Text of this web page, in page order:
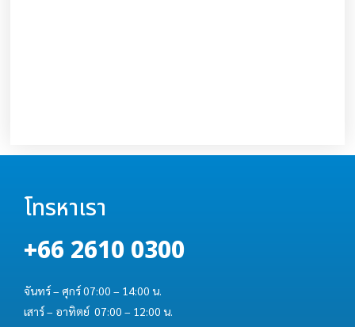
โทรหาเรา
+66 2610 0300
จันทร์ – ศุกร์ 07:00 – 14:00 น.
เสาร์ – อาทิตย์ 07:00 – 12:00 น.